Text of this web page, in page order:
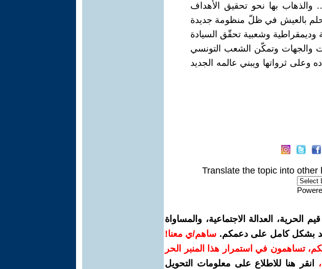
بها نحو تحقيق الأهداف
الحلم بالعيش في ظلّ منظومة جديدة
وديمقراطية وشعبية تحقّق السيادة
والجهات وتمكّن الشعب التونسي
ثرواتها ويبني عالمه الجديد
Translate the topic into other
العدالة الاجتماعية، والمساواة
بشكل كامل على دعمكم. ساهم/ي معنا!
تساهمون في استمرار هذا المنبر الحر
،
انقر هنا للاطلاع على معلومات التحويل